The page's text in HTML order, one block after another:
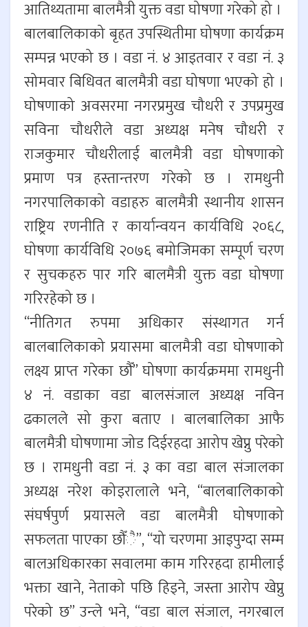
आतिथ्यतामा बालमैत्री युक्त वडा घोषणा गरेको हो ।
बालबालिकाको बृहत उपस्थितीमा घोषणा कार्यक्रम
सम्पन्न भएको छ । वडा नं. ४ आइतवार र वडा नं. ३
सोमवार बिधिवत बालमैत्री वडा घोषणा भएको हो ।
घोषणाको अवसरमा नगरप्रमुख चौधरी र उपप्रमुख
सविना चौधरीले वडा अध्यक्ष मनेष चौधरी र
राजकुमार चौधरीलाई बालमैत्री वडा घोषणाको
प्रमाण पत्र हस्तान्तरण गरेको छ । रामधुनी
नगरपालिकाको वडाहरु बालमैत्री स्थानीय शासन
राष्ट्रिय रणनीति र कार्यान्वयन कार्यविधि २०६८,
घोषणा कार्यविधि २०७६ बमोजिमका सम्पूर्ण चरण
र सुचकहरु पार गरि बालमैत्री युक्त वडा घोषणा
गरिरहेको छ ।
“नीतिगत रुपमा अधिकार संस्थागत गर्न
बालबालिकाको प्रयासमा बालमैत्री वडा घोषणाको
लक्ष्य प्राप्त गरेका छौँ” घोषणा कार्यक्रममा रामधुनी
४ नं. वडाका वडा बालसंजाल अध्यक्ष नविन
ढकालले सो कुरा बताए । बालबालिका आफै
बालमैत्री घोषणामा जोड दिईरहदा आरोप खेप्नु परेको
छ । रामधुनी वडा नं. ३ का वडा बाल संजालका
अध्यक्ष नरेश कोइरालाले भने, “बालबालिकाको
संघर्षपुर्ण प्रयासले वडा बालमैत्री घोषणाको
सफलता पाएका छौँै”, “यो चरणमा आइपुग्दा सम्म
बालअधिकारका सवालमा काम गरिरहदा हामीलाई
भक्ता खाने, नेताको पछि हिड्ने, जस्ता आरोप खेप्नु
परेको छ” उन्ले भने, “वडा बाल संजाल, नगरबाल